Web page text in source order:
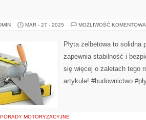
MAR - 27 - 2025 MOŻLIWOŚĆ
Płyta żelbetowa to solidna
zapewnia stabilność i
się więcej o zaletach tego
artykule! #budownictwo
PORADY MOTORYZACYJNE